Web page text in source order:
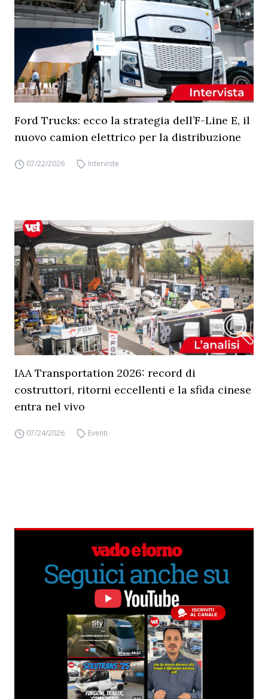
Ford Trucks: ecco la strategia dell’F-Line E, il
nuovo camion elettrico per la distribuzione
07/22/2026 Interviste
IAA Transportation 2026: record di
costruttori, ritorni eccellenti e la sfida cinese
entra nel vivo
07/24/2026 Eventi